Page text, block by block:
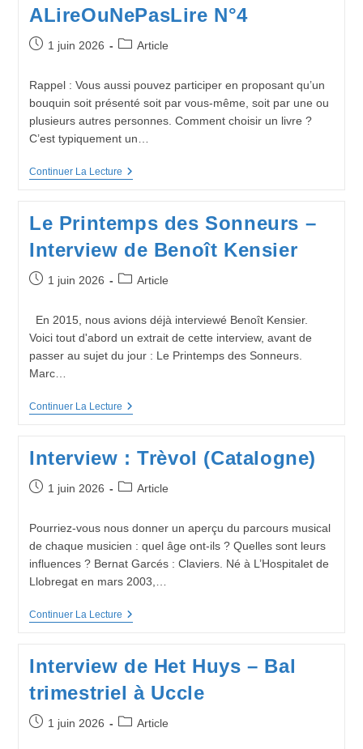
Ce
Le
ALireOuNePasLire N°4
Publication
1 juin 2026
PostArticle
Rappel : Vous aussi pouvez participer en proposant qu’un
bouquin soit présenté soit par vous-même, soit par une ou
plusieurs autres personnes. Comment choisir un livre ?
C’est typiquement un…
Continuer La LectureALireOuNePasLire
Le Printemps des Sonneurs –
Interview de Benoît Kensier
Publication
1 juin 2026
PostArticle
En 2015, nous avions déjà interviewé Benoît Kensier.
Voici tout d'abord un extrait de cette interview, avant de
passer au sujet du jour : Le Printemps des Sonneurs.
Marc…
Continuer La LectureLe
–
De
Interview : Trèvol (Catalogne)
Publication
1 juin 2026
PostArticle
Pourriez-vous nous donner un aperçu du parcours musical
de chaque musicien : quel âge ont-ils ? Quelles sont leurs
influences ? Bernat Garcés : Claviers. Né à L’Hospitalet de
Llobregat en mars 2003,…
Continuer La LectureInterview
Interview de Het Huys – Bal
trimestriel à Uccle
Publication
1 juin 2026
PostArticle